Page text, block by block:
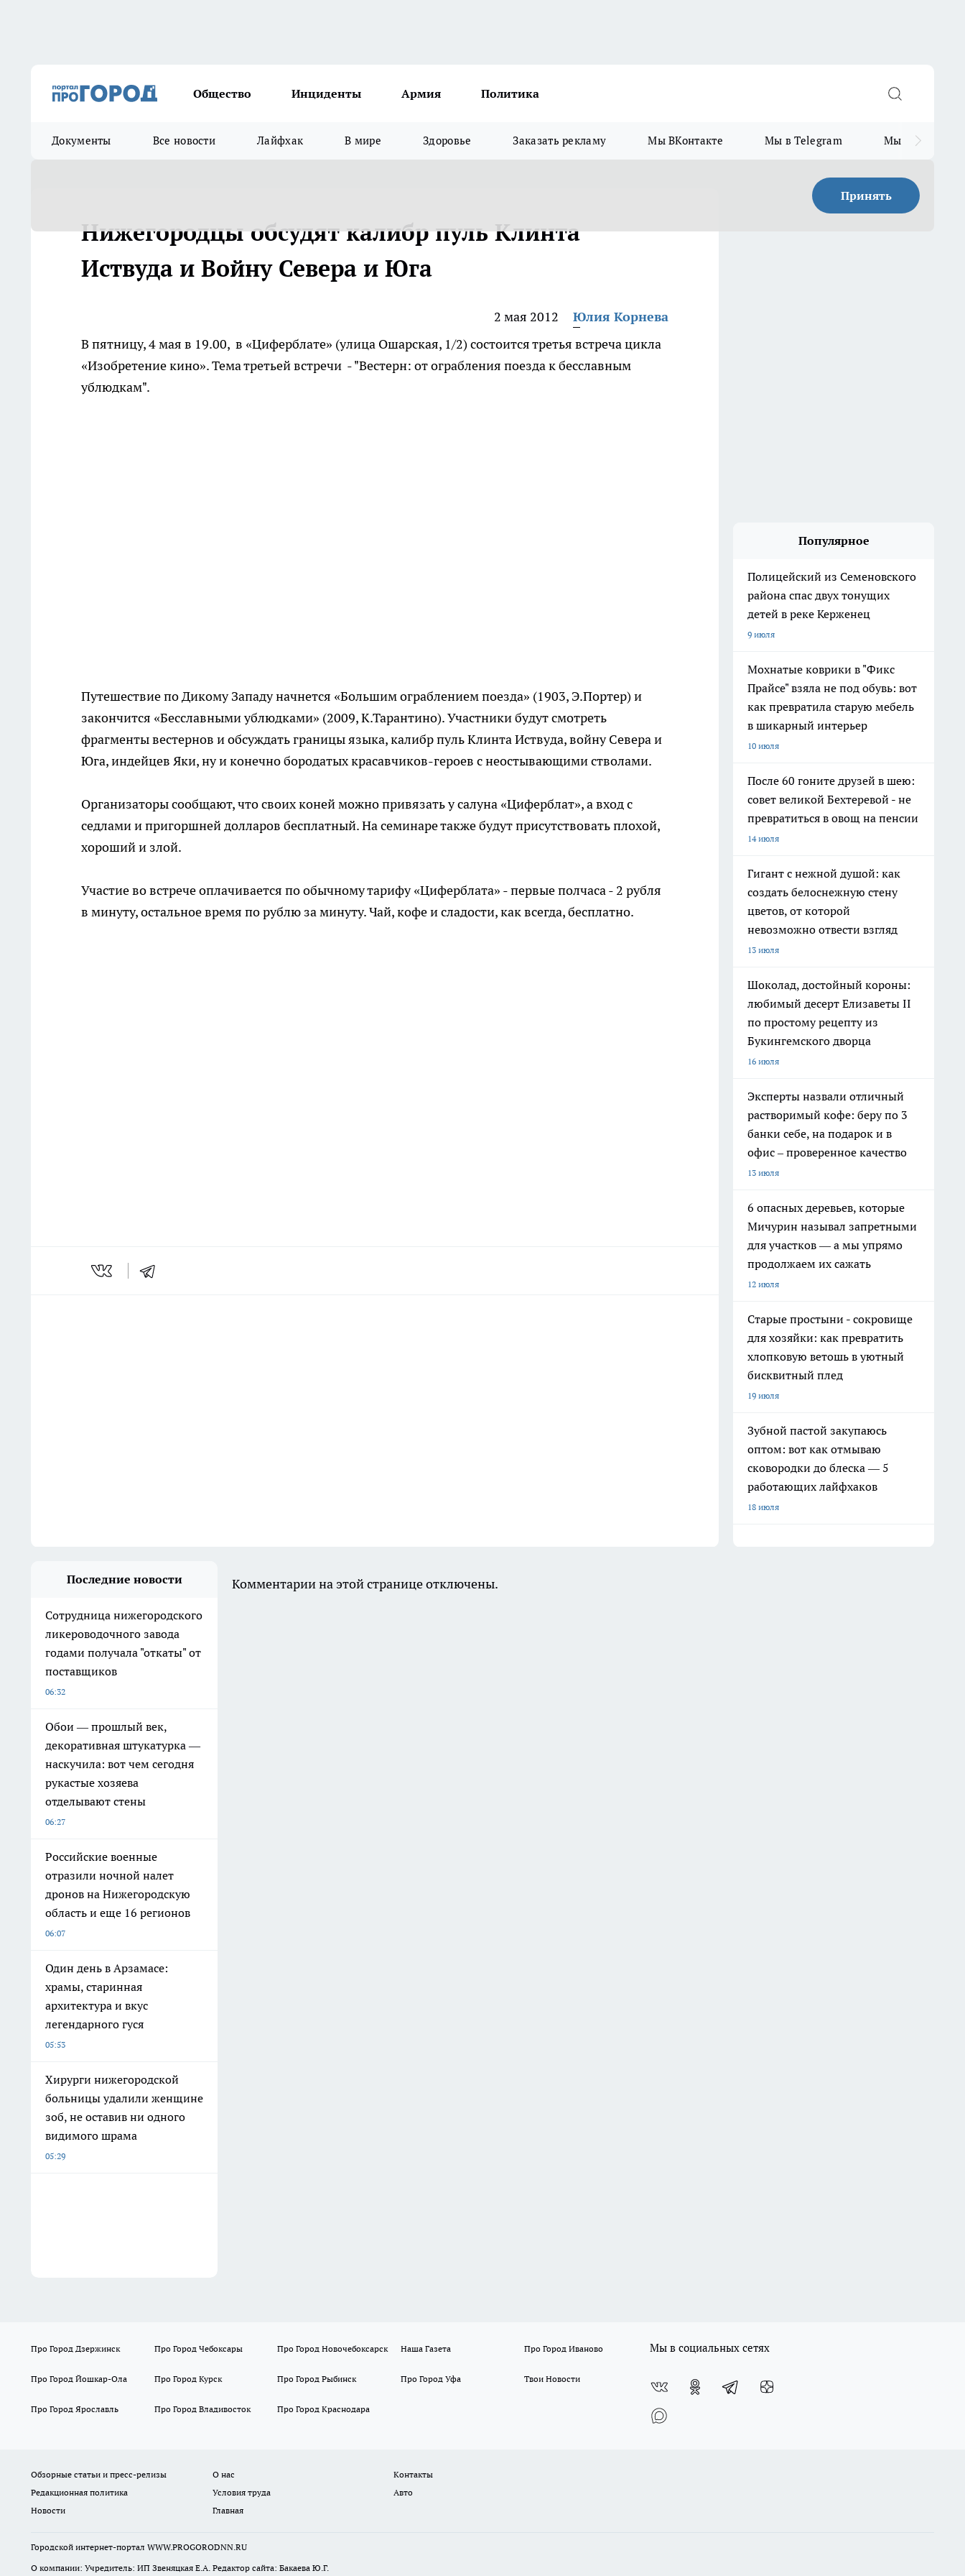
Общество Инциденты Армия Политика
Документы Все новости Лайфхак В мире Здоровье Заказать рекламу Мы ВКонтакте Мы в Telegram Мы в MAX
Принять
Нижегородцы обсудят калибр пуль Клинта
Иствуда и Войну Севера и Юга
2 мая 2012
Юлия Корнева
В пятницу, 4 мая в 19.00, в «Циферблате» (улица Ошарская, 1/2) состоится третья встреча цикла
«Изобретение кино». Тема третьей встречи - "Вестерн: от ограбления поезда к бесславным
ублюдкам".
Путешествие по Дикому Западу начнется «Большим ограблением поезда» (1903, Э.Портер) и
закончится «Бесславными ублюдками» (2009, К.Тарантино). Участники будут смотреть
фрагменты вестернов и обсуждать границы языка, калибр пуль Клинта Иствуда, войну Севера и
Юга, индейцев Яки, ну и конечно бородатых красавчиков-героев с неостывающими стволами.
Организаторы сообщают, что своих коней можно привязать у салуна «Циферблат», а вход с
седлами и пригоршней долларов бесплатный. На семинаре также будут присутствовать плохой,
хороший и злой.
Участие во встрече оплачивается по обычному тарифу «Циферблата» - первые полчаса - 2 рубля
в минуту, остальное время по рублю за минуту. Чай, кофе и сладости, как всегда, бесплатно.
Популярное
Полицейский из Семеновского
района спас двух тонущих
детей в реке Керженец
9 июля
Мохнатые коврики в "Фикс
Прайсе" взяла не под обувь: вот
как превратила старую мебель
в шикарный интерьер
10 июля
После 60 гоните друзей в шею:
совет великой Бехтеревой - не
превратиться в овощ на пенсии
14 июля
Гигант с нежной душой: как
создать белоснежную стену
цветов, от которой
невозможно отвести взгляд
13 июля
Шоколад, достойный короны:
любимый десерт Елизаветы II
по простому рецепту из
Букингемского дворца
16 июля
Эксперты назвали отличный
растворимый кофе: беру по 3
банки себе, на подарок и в
офис – проверенное качество
13 июля
6 опасных деревьев, которые
Мичурин называл запретными
для участков — а мы упрямо
продолжаем их сажать
12 июля
Старые простыни - сокровище
для хозяйки: как превратить
хлопковую ветошь в уютный
бисквитный плед
19 июля
Зубной пастой закупаюсь
оптом: вот как отмываю
сковородки до блеска — 5
работающих лайфхаков
18 июля
Последние новости
Сотрудница нижегородского
ликероводочного завода
годами получала "откаты" от
поставщиков
06:32
Обои — прошлый век,
декоративная штукатурка —
наскучила: вот чем сегодня
рукастые хозяева
отделывают стены
06:27
Российские военные
отразили ночной налет
дронов на Нижегородскую
область и еще 16 регионов
06:07
Один день в Арзамасе:
храмы, старинная
архитектура и вкус
легендарного гуся
05:53
Хирурги нижегородской
больницы удалили женщине
зоб, не оставив ни одного
видимого шрама
05:29
Комментарии на этой странице отключены.
Про Город Дзержинск Про Город Чебоксары Про Город Новочебоксарск Наша Газета Про Город Иваново
Про Город Йошкар-Ола Про Город Курск Про Город Рыбинск Про Город Уфа Твои Новости
Про Город Ярославль Про Город Владивосток Про Город Краснодара
Мы в социальных сетях
Обзорные статьи и пресс-релизы О нас
Контакты
Редакционная политика
Условия труда
Авто
Новости
Главная
Городской интернет-портал WWW.PROGORODNN.RU
О компании: Учредитель: ИП Звеняцкая Е.А. Редактор сайта: Бакаева Ю.Г.